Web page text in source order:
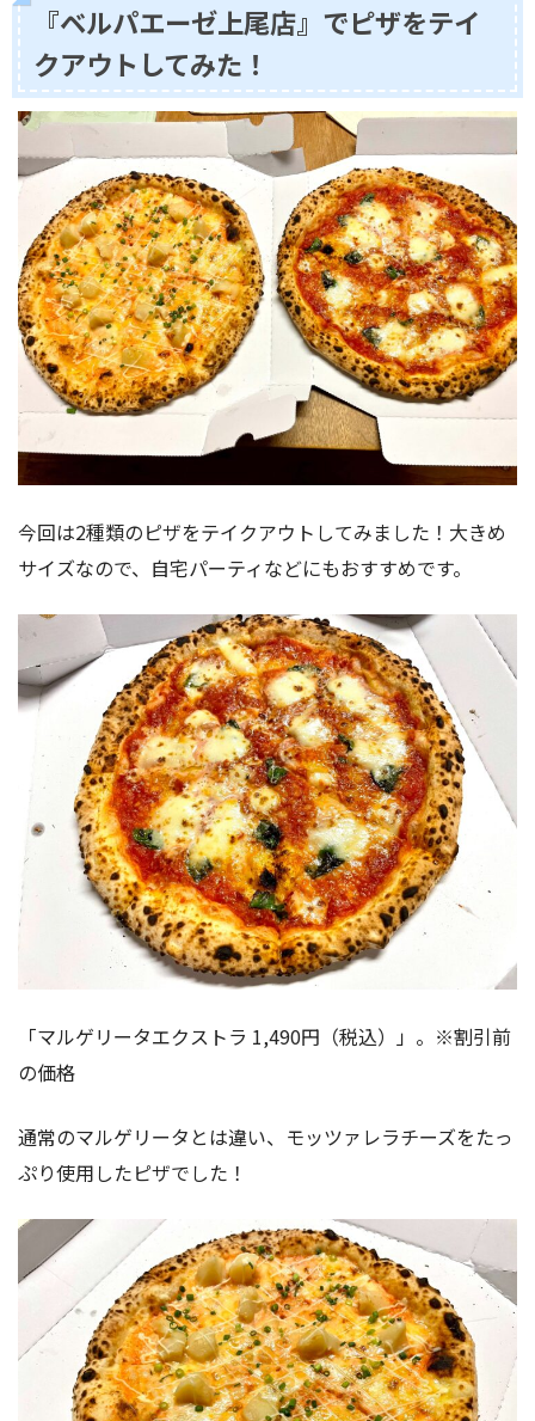
『ベルパエーゼ上尾店』でピザをテイ
クアウトしてみた！
今回は2種類のピザをテイクアウトしてみました！大きめ
サイズなので、自宅パーティなどにもおすすめです。
「マルゲリータエクストラ 1,490円（税込）」。※割引前
の価格
通常のマルゲリータとは違い、モッツァレラチーズをたっ
ぷり使用したピザでした！